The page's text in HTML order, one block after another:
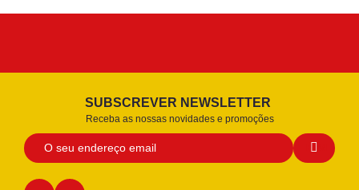
SUBSCREVER NEWSLETTER
Receba as nossas novidades e promoções